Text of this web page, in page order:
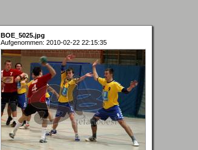
BOE_5025.jpg
Aufgenommen: 2010-02-22 22:15:35